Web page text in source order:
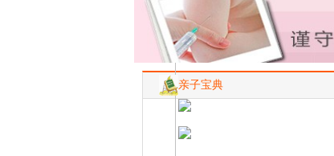
男生也爱小清新
亲子宝典